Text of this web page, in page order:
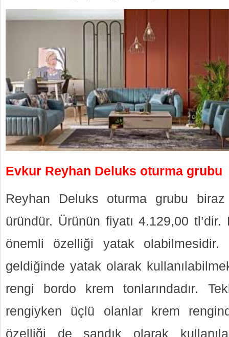
Evkur Reyhan Deluks oturma grubu
Reyhan Deluks oturma grubu
üründür. Ürünün fiyatı 4.129,00
önemli özelliği yatak
geldiğinde yatak olarak
rengi bordo krem tonlarındadır.
rengiyken üçlü olanlar krem
özelliği de sandık olarak